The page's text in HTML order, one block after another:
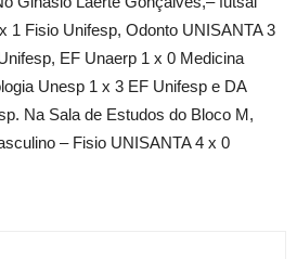
1 Fisio Unifesp, Odonto UNISANTA 3
EF Unaerp 1 x 0 Medicina
Unesp 1 x 3 EF Unifesp e DA
Na Sala de Estudos do Bloco M,
– Fisio UNISANTA 4 x 0